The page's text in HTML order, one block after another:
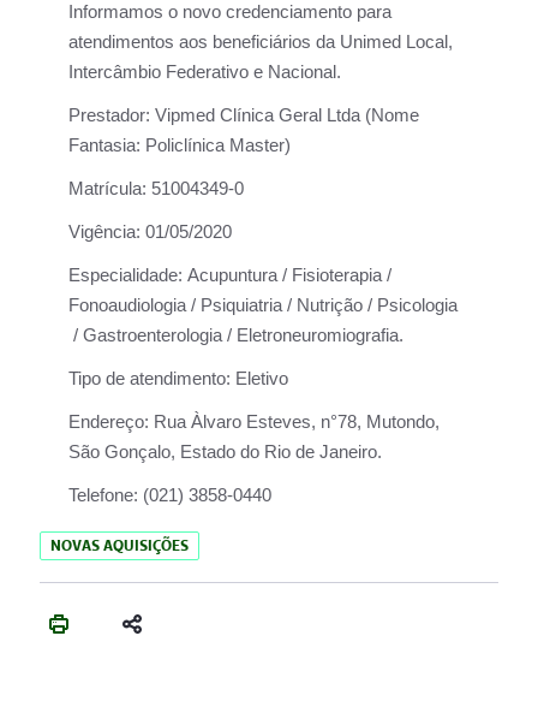
Informamos o novo credenciamento para
atendimentos aos beneficiários da Unimed Local,
Intercâmbio Federativo e Nacional.
Prestador: Vipmed Clínica Geral Ltda (Nome
Fantasia: Policlínica Master)
Matrícula: 51004349-0
Vigência: 01/05/2020
Especialidade: Acupuntura / Fisioterapia /
Fonoaudiologia / Psiquiatria / Nutrição / Psicologia
/ Gastroenterologia / Eletroneuromiografia.
Tipo de atendimento: Eletivo
Endereço: Rua Àlvaro Esteves, n°78, Mutondo,
São Gonçalo, Estado do Rio de Janeiro.
Telefone: (021) 3858-0440
NOVAS AQUISIÇÕES